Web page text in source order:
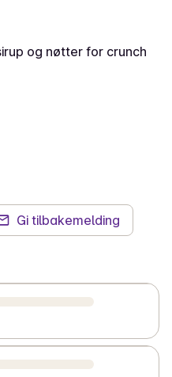
og nøtter for crunch
Gi tilbakemelding